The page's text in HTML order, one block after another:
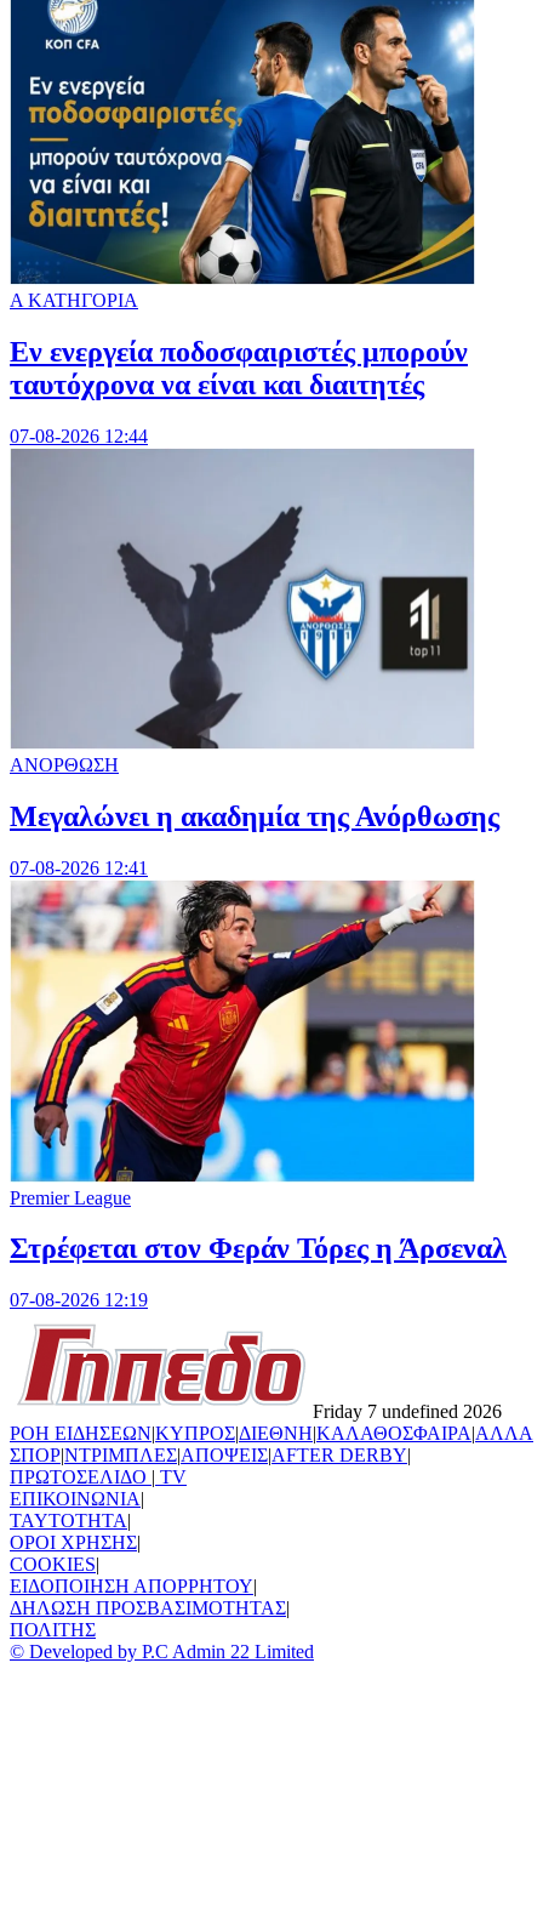
Α ΚΑΤΗΓΟΡΙΑ
Εν ενεργεία ποδοσφαιριστές μπορούν
ταυτόχρονα να είναι και διαιτητές
07-08-2026 12:44
ΑΝΟΡΘΩΣΗ
Μεγαλώνει η ακαδημία της Ανόρθωσης
07-08-2026 12:41
Premier League
Στρέφεται στον Φεράν Τόρες η Άρσεναλ
07-08-2026 12:19
Friday 7 undefined 2026
ΡΟΗ ΕΙΔΗΣΕΩΝ|ΚΥΠΡΟΣ|ΔΙΕΘΝΗ|ΚΑΛΑΘΟΣΦΑΙΡΑ|ΑΛΛΑ
ΣΠΟΡ|ΝΤΡΙΜΠΛΕΣ|ΑΠΟΨΕΙΣ|AFTER DERBY|
ΠΡΩΤΟΣΕΛΙΔΟ | TV
ΕΠΙΚΟΙΝΩΝΙΑ|
TAYTOTHTA|
ΟΡΟΙ ΧΡΗΣΗΣ|
COOKIES|
ΕΙΔΟΠΟΙΗΣΗ ΑΠΟΡΡΗΤΟΥ|
ΔΗΛΩΣΗ ΠΡΟΣΒΑΣΙΜΟΤΗΤΑΣ|
ΠΟΛΙΤΗΣ
© Developed by P.C Admin 22 Limited